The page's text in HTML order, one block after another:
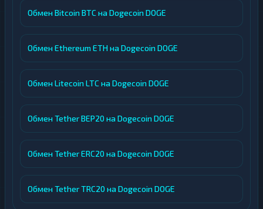
Обмен Bitcoin BTC на Dogecoin DOGE
Обмен Ethereum ETH на Dogecoin DOGE
Обмен Litecoin LTC на Dogecoin DOGE
Обмен Tether BEP20 на Dogecoin DOGE
Обмен Tether ERC20 на Dogecoin DOGE
Обмен Tether TRC20 на Dogecoin DOGE